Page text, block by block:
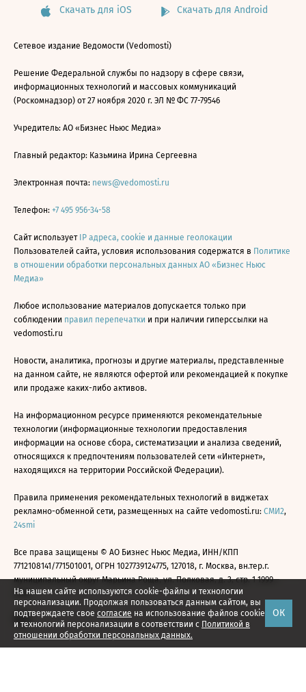
На нашем сайте используются cookie-файлы и технологии
персонализации. Продолжая пользоваться данным сайтом, вы
подтверждаете свое согласие на использование файлов cookie
и технологий персонализации в соответствии с Политикой в
отношении обработки персональных данных.
ОК
Скачать для iOS Скачать для Android
Сетевое издание Ведомости (Vedomosti)
Решение Федеральной службы по надзору в сфере связи,
информационных технологий и массовых коммуникаций
(Роскомнадзор) от 27 ноября 2020 г. ЭЛ № ФС 77-79546
Учредитель: АО «Бизнес Ньюс Медиа»
Главный редактор: Казьмина Ирина Сергеевна
Электронная почта: news@vedomosti.ru
Телефон: +7 495 956-34-58
Сайт использует IP адреса, cookie и данные геолокации
Пользователей сайта, условия использования содержатся в Политике
в отношении обработки персональных данных АО «Бизнес Ньюс
Медиа»
Любое использование материалов допускается только при
соблюдении правил перепечатки и при наличии гиперссылки на
vedomosti.ru
Новости, аналитика, прогнозы и другие материалы, представленные
на данном сайте, не являются офертой или рекомендацией к покупке
или продаже каких-либо активов.
На информационном ресурсе применяются рекомендательные
технологии (информационные технологии предоставления
информации на основе сбора, систематизации и анализа сведений,
относящихся к предпочтениям пользователей сети «Интернет»,
находящихся на территории Российской Федерации).
Правила применения рекомендательных технологий в виджетах
рекламно-обменной сети, размещенных на сайте vedomosti.ru: СМИ2,
24smi
Все права защищены © АО Бизнес Ньюс Медиа, ИНН/КПП
7712108141/771501001, ОГРН 1027739124775, 127018, г. Москва, вн.тер.г.
муниципальный округ Марьина Роща, ул. Полковая, д. 3, стр. 1 1999—
2026